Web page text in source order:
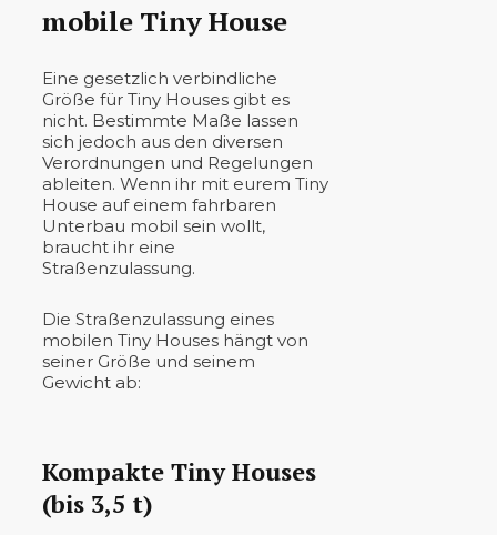
mobile Tiny House
Eine gesetzlich verbindliche
Größe für Tiny Houses gibt es
nicht. Bestimmte Maße lassen
sich jedoch aus den diversen
Verordnungen und Regelungen
ableiten. Wenn ihr mit eurem Tiny
House auf einem fahrbaren
Unterbau mobil sein wollt,
braucht ihr eine
Straßenzulassung.
Die Straßenzulassung eines
mobilen Tiny Houses hängt von
seiner Größe und seinem
Gewicht ab:
Kompakte Tiny Houses
(bis 3,5 t)